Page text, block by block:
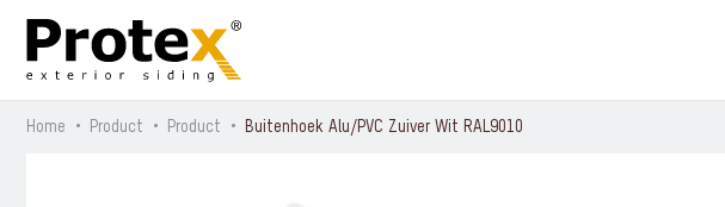
Home Product Product Buitenhoek Alu/PVC Zuiver Wit RAL9010